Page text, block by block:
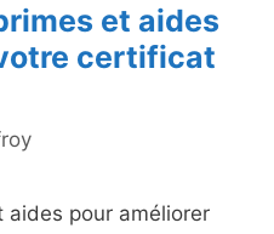
et aides
certificat
pour améliorer